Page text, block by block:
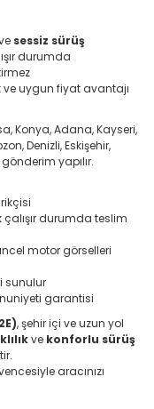
sessiz sürüş
durumda
ve uygun fiyat avantajı
Konya, Adana, Kayseri,
Denizli, Eskişehir,
yapılır.
durumda teslim
motor görselleri
sunulur
garantisi
, şehir içi ve uzun yol
ve konforlu sürüş
aracınızı